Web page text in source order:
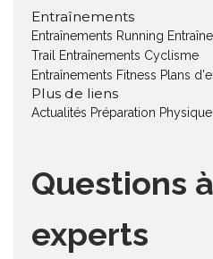
Entraînements
Entraînements Running
Trail
Entraînements Cyclisme
Entraînements Fitness Plans
Plus de liens
Actualités Préparation Physique
Questions
experts